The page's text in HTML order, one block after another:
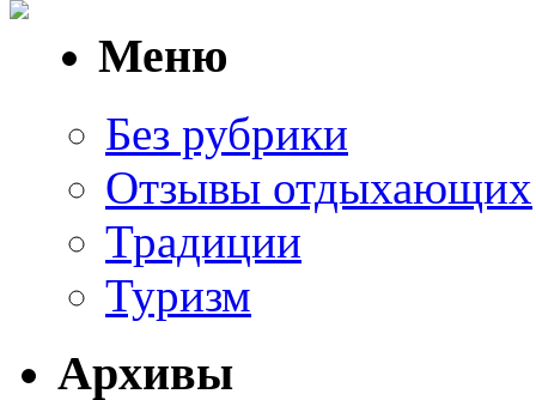
Меню
Без рубрики
Отзывы отдыхающих
Традиции
Туризм
Архивы